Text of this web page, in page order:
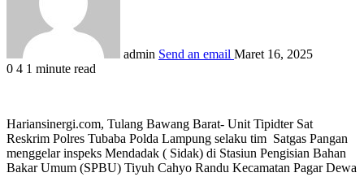
admin Send an email Maret 16, 2025
0 4 1 minute read
Hariansinergi.com, Tulang Bawang Barat- Unit Tipidter Sat
Reskrim Polres Tubaba Polda Lampung selaku tim Satgas Pangan
menggelar inspeks Mendadak ( Sidak) di Stasiun Pengisian Bahan
Bakar Umum (SPBU) Tiyuh Cahyo Randu Kecamatan Pagar Dewa